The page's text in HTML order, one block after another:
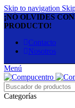
Skip to navigation
¡NO OLVIDES
PRODUCTO!
Contacto
Nosotros
Menú
Categorías